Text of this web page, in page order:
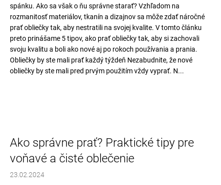
spánku. Ako sa však o ňu správne starať? Vzhľadom na
rozmanitosť materiálov, tkanín a dizajnov sa môže zdať náročné
prať obliečky tak, aby nestratili na svojej kvalite. V tomto článku
preto prinášame 5 tipov, ako prať obliečky tak, aby si zachovali
svoju kvalitu a boli ako nové aj po rokoch používania a prania.
Obliečky by ste mali prať každý týždeň Nezabudnite, že nové
obliečky by ste mali pred prvým použitím vždy vyprať. N...
Ako správne prať? Praktické tipy pre
voňavé a čisté oblečenie
23.02.2024